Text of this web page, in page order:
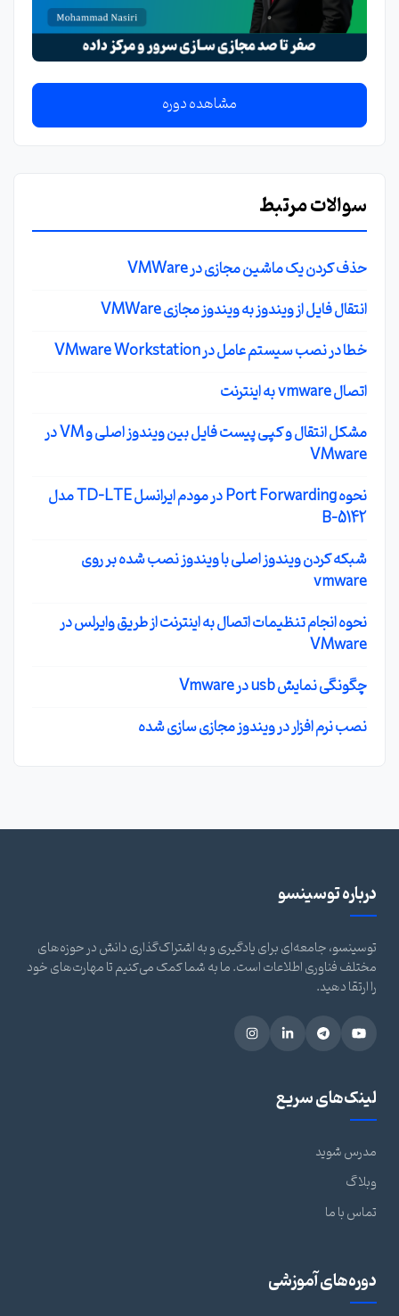
مشاهده دوره
سوالات مرتبط
حذف کردن یک ماشین مجازی در VMWare
انتقال فایل از ویندوز به ویندوز مجازی VMWare
خطا در نصب سیستم عامل در VMware Workstation
اتصال vmware به اینترنت
مشکل انتقال و کپی پیست فایل بین ویندوز اصلی و VM در
VMware
نحوه Port Forwarding در مودم ایرانسل TD-LTE مدل
B-5142
شبکه کردن ویندوز اصلی با ویندوز نصب شده بر روی
vmware
نحوه انجام تنظیمات اتصال به اینترنت از طریق وایرلس در
VMware
چگونگی نمایش usb در Vmware
نصب نرم افزار در ویندوز مجازی سازی شده
درباره توسینسو
توسینسو، جامعه‌ای برای یادگیری و به اشتراک‌گذاری دانش در حوزه‌های
مختلف فناوری اطلاعات است. ما به شما کمک می‌کنیم تا مهارت‌های خود
را ارتقا دهید.
لینک‌های سریع
مدرس شوید
وبلاگ
تماس با ما
دوره‌های آموزشی